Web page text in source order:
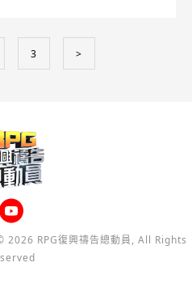
3 >
2026 RPG復興禱告總動員, All Rights